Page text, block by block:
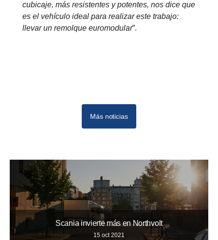
cubicaje, más resistentes y potentes, nos dice que
es el vehículo ideal para realizar este trabajo:
llevar un remolque euromodular”.
Más noticias
Scania invierte más en Northvolt
15 oct 2021